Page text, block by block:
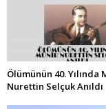
Ölümünün 40. Yılında
Nurettin Selçuk Anıldı